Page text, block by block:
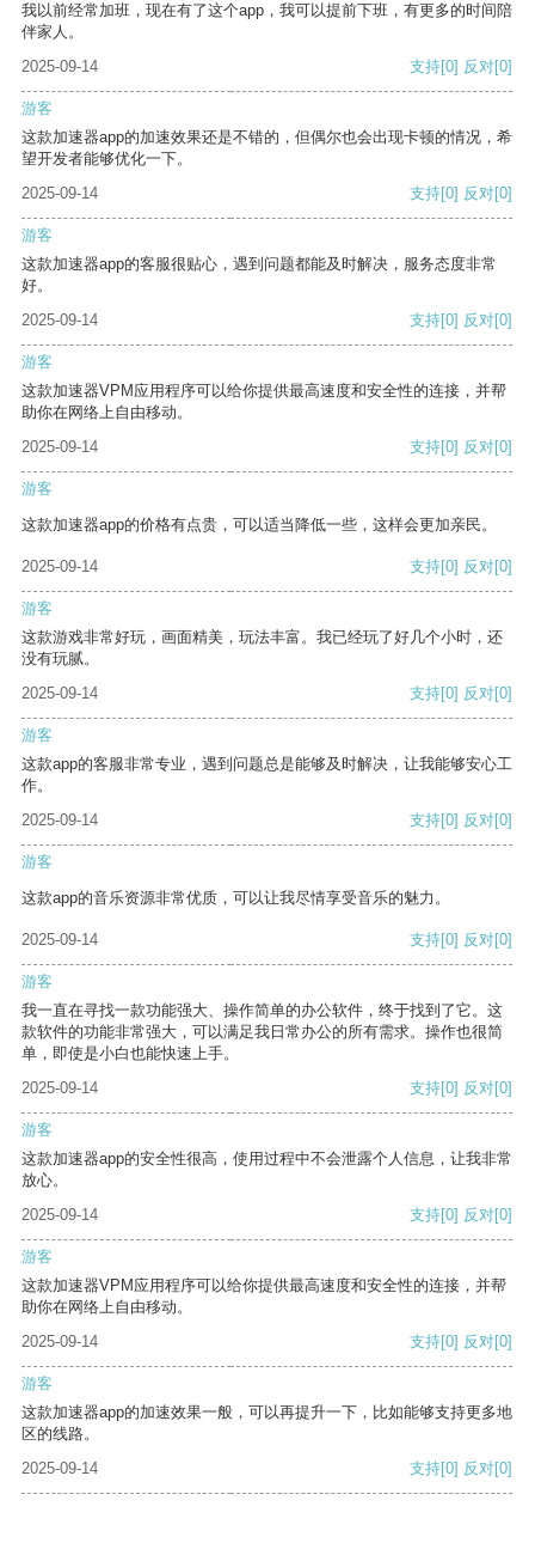
我以前经常加班，现在有了这个app，我可以提前下班，有更多的时间陪
伴家人。
2025-09-14
支持[0] 反对[0]
游客
这款加速器app的加速效果还是不错的，但偶尔也会出现卡顿的情况，希
望开发者能够优化一下。
2025-09-14
支持[0] 反对[0]
游客
这款加速器app的客服很贴心，遇到问题都能及时解决，服务态度非常
好。
2025-09-14
支持[0] 反对[0]
游客
这款加速器VPM应用程序可以给你提供最高速度和安全性的连接，并帮
助你在网络上自由移动。
2025-09-14
支持[0] 反对[0]
游客
这款加速器app的价格有点贵，可以适当降低一些，这样会更加亲民。
2025-09-14 支持[0] 反对[0]
游客
这款游戏非常好玩，画面精美，玩法丰富。我已经玩了好几个小时，还
没有玩腻。
2025-09-14
支持[0] 反对[0]
游客
这款app的客服非常专业，遇到问题总是能够及时解决，让我能够安心工
作。
2025-09-14
支持[0] 反对[0]
游客
这款app的音乐资源非常优质，可以让我尽情享受音乐的魅力。
2025-09-14 支持[0] 反对[0]
游客
我一直在寻找一款功能强大、操作简单的办公软件，终于找到了它。这
款软件的功能非常强大，可以满足我日常办公的所有需求。操作也很简
单，即使是小白也能快速上手。
2025-09-14
支持[0] 反对[0]
游客
这款加速器app的安全性很高，使用过程中不会泄露个人信息，让我非常
放心。
2025-09-14
支持[0] 反对[0]
游客
这款加速器VPM应用程序可以给你提供最高速度和安全性的连接，并帮
助你在网络上自由移动。
2025-09-14
支持[0] 反对[0]
游客
这款加速器app的加速效果一般，可以再提升一下，比如能够支持更多地
区的线路。
2025-09-14
支持[0] 反对[0]